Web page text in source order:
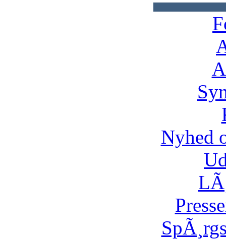
Nyhed